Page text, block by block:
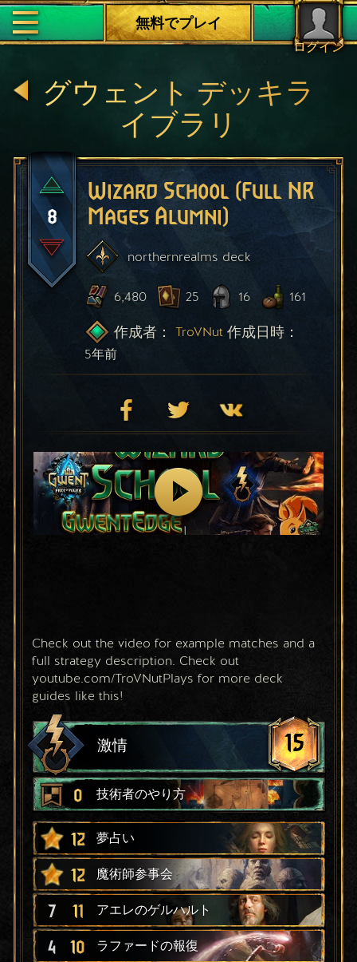
ログイン
無料でプレイ
グウェント デッキラ
イブラリ
8
Wizard School (Full NR
Mages Alumni)
northernrealms deck
6,480 25 16 161
作成者： TroVNut 作成日時：
5年前
激情 15
0 技術者のやり方
12 夢占い
12 魔術師参事会
7 11 アエレのゲルハルト
4 10 ラファードの報復
Check out the video for example matches and a
full strategy description. Check out
youtube.com/TroVNutPlays for more deck
guides like this!